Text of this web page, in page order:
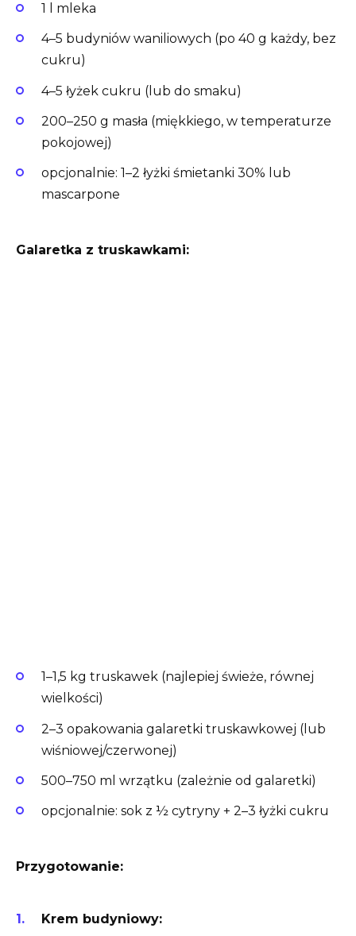
1 l mleka
4–5 budyniów waniliowych (po 40 g każdy, bez
cukru)
4–5 łyżek cukru (lub do smaku)
200–250 g masła (miękkiego, w temperaturze
pokojowej)
opcjonalnie: 1–2 łyżki śmietanki 30% lub
mascarpone
Galaretka z truskawkami:
1–1,5 kg truskawek (najlepiej świeże, równej
wielkości)
2–3 opakowania galaretki truskawkowej (lub
wiśniowej/czerwonej)
500–750 ml wrzątku (zależnie od galaretki)
opcjonalnie: sok z ½ cytryny + 2–3 łyżki cukru
Przygotowanie:
Krem budyniowy: